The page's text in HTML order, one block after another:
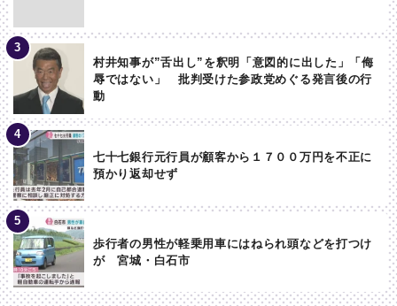
村井知事が”舌出し”を釈明「意図的に出した」「侮
辱ではない」 批判受けた参政党めぐる発言後の行
動
七十七銀行元行員が顧客から１７００万円を不正に
預かり返却せず
歩行者の男性が軽乗用車にはねられ頭などを打つけ
が 宮城・白石市